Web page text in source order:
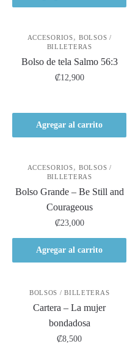
ACCESORIOS,BOLSOS /
BILLETERAS
Bolso de tela Salmo 56:3
₡12,900
Agregar al carrito
ACCESORIOS,BOLSOS /
BILLETERAS
Bolso Grande – Be Still and
Courageous
₡23,000
Agregar al carrito
BOLSOS / BILLETERAS
Cartera – La mujer
bondadosa
₡8,500